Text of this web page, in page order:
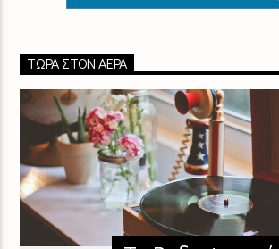
ΤΏΡΑ ΣΤΟΝ ΑΈΡΑ